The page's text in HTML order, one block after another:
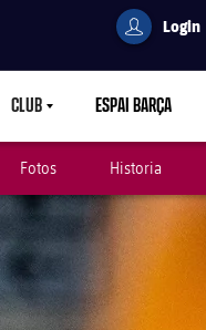
userCulers
Login
CLUBLABEL.ARIA.CARETDOWN
ESPAI BARÇA
Fotos Historia